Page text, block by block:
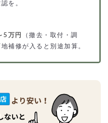
を。
5万円
（撤去・取付・調
補修が入ると別途加算。